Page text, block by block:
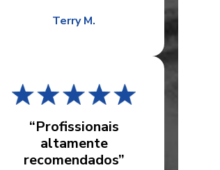
Terry M.
“Profissionais
altamente
recomendados”